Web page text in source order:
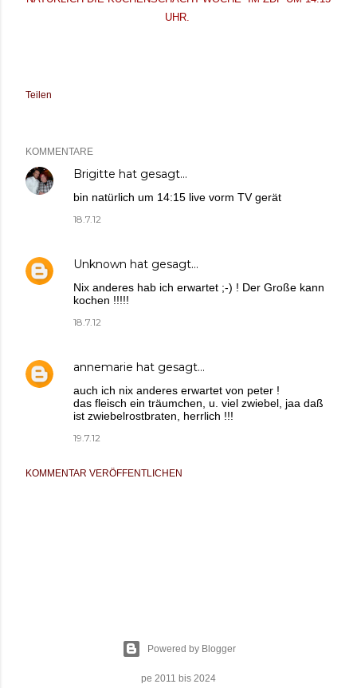
UHR.
Teilen
KOMMENTARE
Brigitte hat gesagt…
bin natürlich um 14:15 live vorm TV gerät
18.7.12
Unknown hat gesagt…
Nix anderes hab ich erwartet ;-) ! Der Große kann
kochen !!!!!
18.7.12
annemarie hat gesagt…
auch ich nix anderes erwartet von peter !
das fleisch ein träumchen, u. viel zwiebel, jaa daß
ist zwiebelrostbraten, herrlich !!!
19.7.12
KOMMENTAR VERÖFFENTLICHEN
Powered by Blogger
pe 2011 bis 2024